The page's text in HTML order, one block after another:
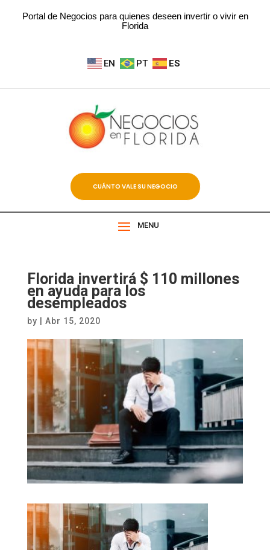
Portal de Negocios para quienes deseen invertir o vivir en
Florida
EN PT ES
CUÁNTO VALE SU NEGOCIO
MENU
Florida invertirá $ 110 millones
en ayuda para los
desempleados
by Abr 15, 2020